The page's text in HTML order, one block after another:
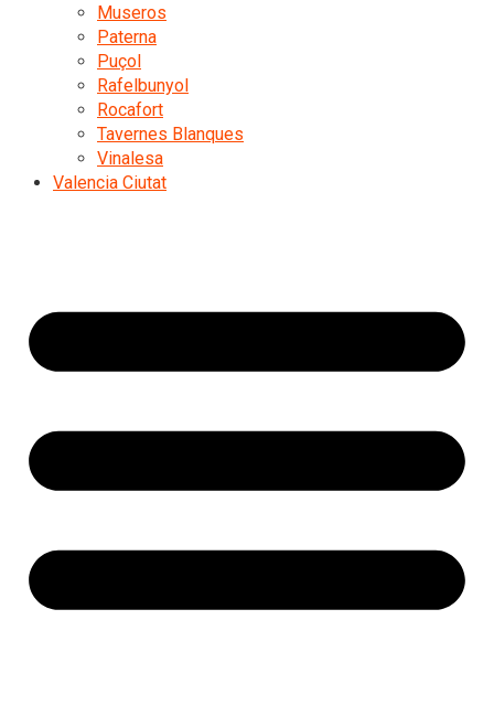
Museros
Paterna
Puçol
Rafelbunyol
Rocafort
Tavernes Blanques
Vinalesa
Valencia Ciutat